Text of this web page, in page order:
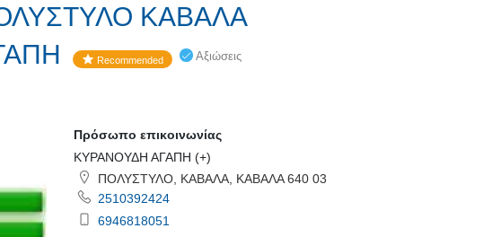
ΚΑΒΑΛΑ
Recommended Αξιώσεις
Πρόσωπο επικοινωνίας
ΚΥΡΑΝΟΥΔΗ ΑΓΑΠΗ (+)
ΠΟΛΥΣΤΥΛΟ, ΚΑΒΑΛΑ, ΚΑΒΑΛΑ 640 03
2510392424
6946818051